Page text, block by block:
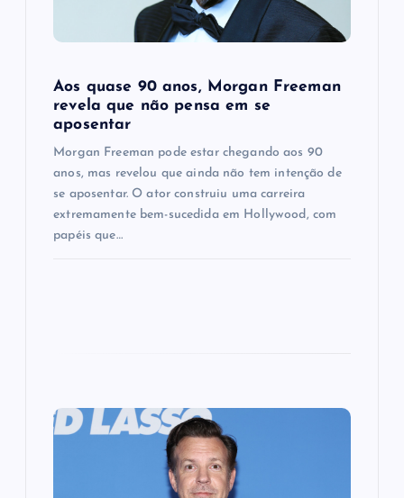
Aos quase 90 anos, Morgan Freeman
revela que não pensa em se
aposentar
Morgan Freeman pode estar chegando aos 90
anos, mas revelou que ainda não tem intenção de
se aposentar. O ator construiu uma carreira
extremamente bem-sucedida em Hollywood, com
papéis que…